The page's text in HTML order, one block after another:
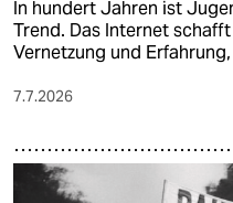
In hundert Jahren ist
Trend. Das Internet
Vernetzung und
7.7.2026